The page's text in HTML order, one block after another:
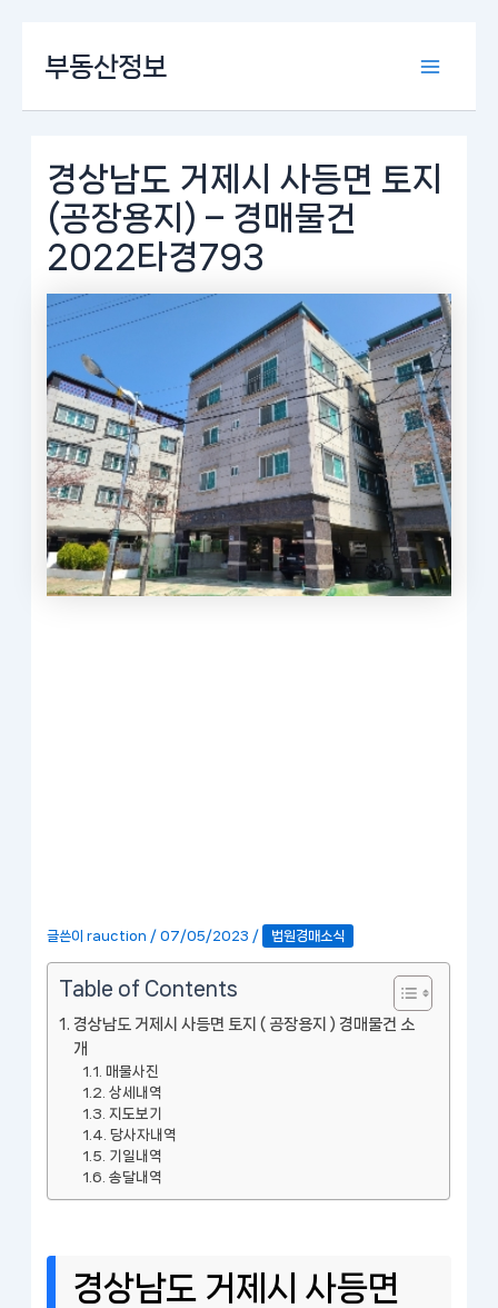
로
부동산정보
경상남도 거제시 사등면 토지
(공장용지) – 경매물건
2022타경793
글쓴이rauction /07/05/2023 / 법원경매소식
Table of Contents
경상남도 거제시 사등면 토지 ( 공장용지 ) 경매물건 소
개
매물사진
상세내역
지도보기
당사자내역
기일내역
송달내역
경상남도 거제시 사등면